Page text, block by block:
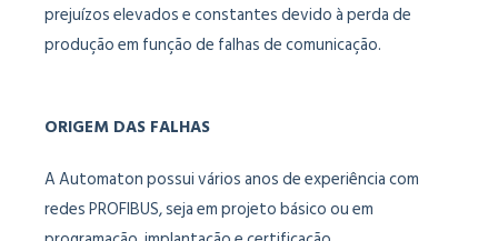
prejuízos elevados e constantes devido à perda de
produção em função de falhas de comunicação.
ORIGEM DAS FALHAS
A Automaton possui vários anos de experiência com
redes PROFIBUS, seja em projeto básico ou em